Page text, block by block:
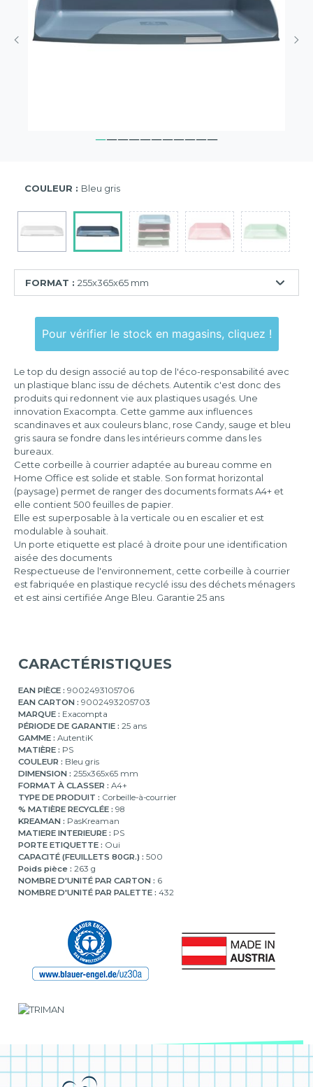
COULEUR : Bleu gris
FORMAT : 255x365x65 mm
346x254x243
Pour vérifier le stock en magasins, cliquez !
Le top du design associé au top de l'éco-responsabilité avec
un plastique blanc issu de déchets. Autentik c'est donc des
produits qui redonnent vie aux plastiques usagés. Une
innovation Exacompta. Cette gamme aux influences
scandinaves et aux couleurs blanc, rose Candy, sauge et bleu
gris saura se fondre dans les intérieurs comme dans les
bureaux.
Cette corbeille à courrier adaptée au bureau comme en
Home Office est solide et stable. Son format horizontal
(paysage) permet de ranger des documents formats A4+ et
elle contient 500 feuilles de papier.
Elle est superposable à la verticale ou en escalier et est
modulable à souhait.
Un porte etiquette est placé à droite pour une identification
aisée des documents
Respectueuse de l'environnement, cette corbeille à courrier
est fabriquée en plastique recyclé issu des déchets ménagers
et est ainsi certifiée Ange Bleu. Garantie 25 ans
CARACTÉRISTIQUES
EAN PIÈCE : 9002493105706
EAN CARTON : 9002493205703
MARQUE : Exacompta
PÉRIODE DE GARANTIE : 25 ans
GAMME : AutentiK
MATIÈRE : PS
COULEUR : Bleu gris
DIMENSION : 255x365x65 mm
FORMAT À CLASSER : A4+
TYPE DE PRODUIT : Corbeille-à-courrier
% MATIÈRE RECYCLÉE : 98
KREAMAN : PasKreaman
MATIERE INTERIEURE : PS
PORTE ETIQUETTE : Oui
CAPACITÉ (FEUILLETS 80GR.) : 500
Poids pièce : 263 g
NOMBRE D'UNITÉ PAR CARTON : 6
NOMBRE D'UNITÉ PAR PALETTE : 432